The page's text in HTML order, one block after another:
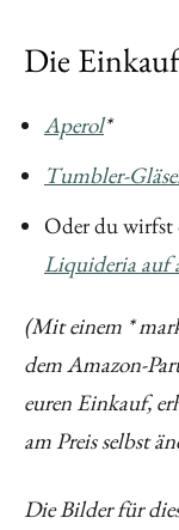
Die
Aperol*
Tumbler-
Oder du
Liquideria auf
(Mit einem *
dem Amazon-
euren Einkauf,
am Preis selbst
Die Bilder für